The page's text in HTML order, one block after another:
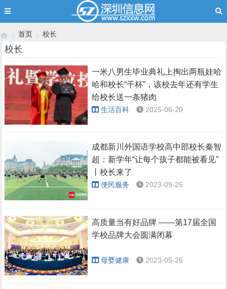
›
首页
›
校长
校长
一米八男生毕业典礼上掏出两瓶娃哈
哈和校长“干杯”，该校去年还有学生
给校长送一条猪肉
生活百科 2025-06-20
成都新川外国语学校高中部校长秦智
超：新学年“让每个孩子都能被看见”
丨校长来了
便民服务 2023-09-25
高质量当有好品牌 ——第17届全国
学校品牌大会圆满闭幕
母婴健康 2023-05-26